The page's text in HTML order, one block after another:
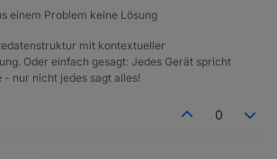
einem Problem keine Lösung
mit kontextueller
Oder einfach gesagt: Jedes Gerät spricht
- nur nicht jedes sagt alles!
0